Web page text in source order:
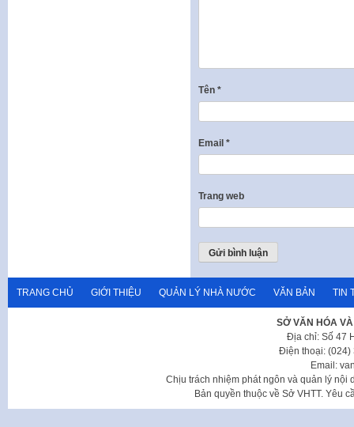
Tên *
Email *
Trang web
TRANG CHỦ GIỚI THIỆU QUẢN LÝ NHÀ NƯỚC VĂN BẢN TIN
SỞ VĂN HÓA
Địa chỉ: Số 47
Điện thoại: (024)
Email:
Chịu trách nhiệm phát ngôn và quản lý nội
Bản quyền thuộc về Sở VHTT. Yêu